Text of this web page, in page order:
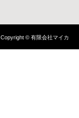
Copyright © 有限会社マイカ